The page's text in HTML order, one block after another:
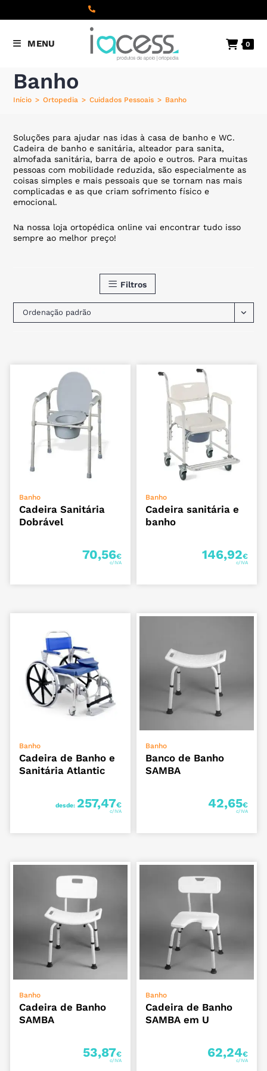
(+351) 22 098 8000
para a rede fixa nacional
MENU 0
Banho
Início > Ortopedia > Cuidados Pessoais > Banho
Soluções para ajudar nas idas à casa de banho e WC.
Cadeira de banho e sanitária, alteador para sanita,
almofada sanitária, barra de apoio e outros. Para muitas
pessoas com mobilidade reduzida, são especialmente as
coisas simples e mais pessoais que se tornam nas mais
complicadas e as que criam sofrimento físico e
emocional.
Na nossa loja ortopédica online vai encontrar tudo isso
sempre ao melhor preço!
Filtros
Ordenação padrão
Banho
Cadeira Sanitária
Dobrável
70,56€
Banho
Cadeira sanitária e
banho
146,92€
Banho
Cadeira de Banho e
Sanitária Atlantic
desde: 257,47€
Banho
Banco de Banho
SAMBA
42,65€
Banho
Cadeira de Banho
SAMBA
53,87€
Banho
Cadeira de Banho
SAMBA em U
62,24€